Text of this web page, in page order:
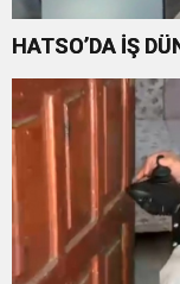
HATSO’DA İŞ